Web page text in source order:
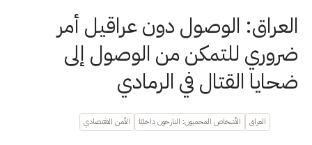
العراق: الوصول دون عراقيل أمر
ضروري للتمكن من الوصول إلى
ضحايا القتال في الرمادي
العراق الأشخاص المحميون: النازحون داخليًا الأمن الاقتصادي